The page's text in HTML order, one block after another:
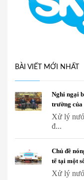
BÀI VIẾT MỚI NHẤT
Nghi ngại
trường của
Xử lý
đ...
Chủ đề
tế tại một
Xử lý